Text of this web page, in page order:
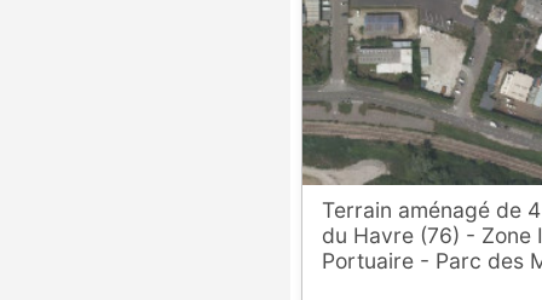
Terrain aménagé de
du Havre (76) - Zone
Portuaire - Parc des